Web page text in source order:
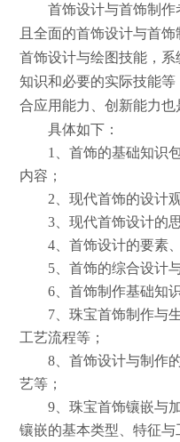
首饰设计与首饰制
且全面的首饰设计与首
首饰设计与绘图技能，
知识和必要的实际技能
合应用能力、创新能力也
具体如下：
1
、首饰的基础知识
内容；
2 、现代首饰的设计
3、现代首饰设计的
4、首饰设计的要素
5、首饰的综合设计
6、首饰制作基础知
7、珠宝首饰制作与
工艺流程等；
8、首饰设计与制作
艺等；
9、珠宝首饰镶嵌与
镶嵌的基本类型、特征与